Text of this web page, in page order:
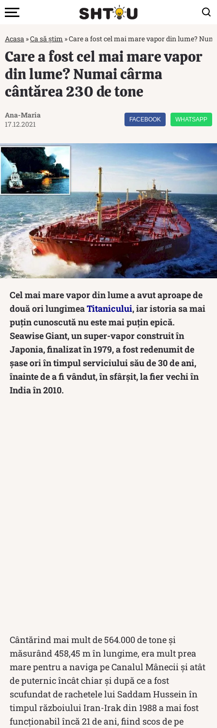
Acasa »Ca să știm »Care a fost cel mai mare vapor din lume?
Care a fost cel mai mare vapor
din lume? Numai cârma
cântărea 230 de tone
Ana-Maria
17.12.2021
FACEBOOK WHATSAPP
Cel mai mare vapor din lume a avut aproape de
două ori lungimeaTitanicului, iar istoria sa mai
puțin cunoscută nu este mai puțin epică.
Seawise Giant, un super-vapor construit în
Japonia, finalizat în 1979, a fost redenumit de
șase ori în timpul serviciului său de 30 de ani,
înainte de a fi vândut, în sfârșit, la fier vechi în
India în 2010.
Cântărind mai mult de 564.000 de tone și
măsurând 458,45 m în lungime, era mult prea
mare pentru a naviga pe Canalul Mânecii și atât
de puternic încât chiar și după ce a fost
scufundat de rachetele lui Saddam Hussein în
timpul războiului Iran-Irak din 1988 a mai fost
funcționabil încă 21 de ani, fiind scos de pe